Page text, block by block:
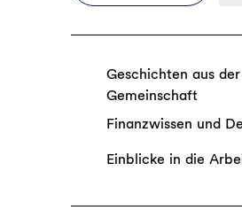
Geschichten aus der
Gemeinschaft
Finanzwissen und
Einblicke in die